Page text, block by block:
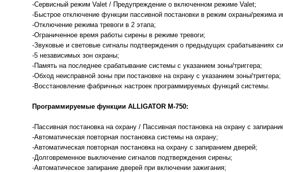
-Сервисный режим Valet / Предупреждение о включенном режиме Valet;
-Быстрое отключение функции пассивной постановки в режим охраны/режима
-Отключение режима тревоги в 2 этапа;
-Ограниченное время работы сирены в режиме тревоги;
-Звуковые и световые сигналы подтверждения о предыдущих срабатываниях
-5 независимых зон охраны;
-Память на последнее срабатывание системы с указанием зоны/триггера;
-Обход неисправной зоны при постановке на охрану с указанием зоны/триггера;
-Восстановление фабричных настроек программируемых функций системы.
Программируемые функции ALLIGATOR M-750:
-Пассивная постановка на охрану / Пассивная постановка на охрану с
-Автоматическая повторная постановка системы на охрану;
-Автоматическая повторная постановка на охрану с запиранием дверей;
-Долговременное выключение сигналов подтверждения сирены;
-Автоматическое запирание дверей при включении зажигания;